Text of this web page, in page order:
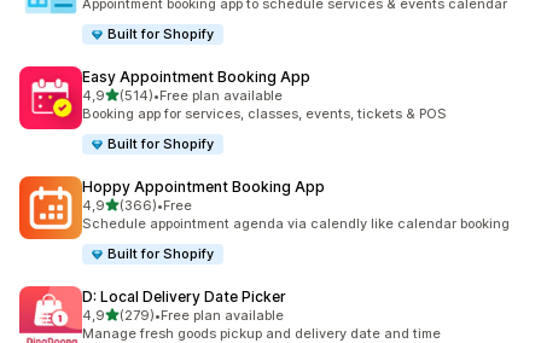
Appointment booking app to schedule services & events calendar
Built for Shopify
Easy Appointment Booking App
4,9na 5 gwiazdek
(514)
Łączna liczba recenzji: 514
•Free plan available
Booking app for services, classes, events, tickets & POS
Built for Shopify
Hoppy Appointment Booking App
4,9na 5 gwiazdek
(366)
Łączna liczba recenzji: 366
•Free
Schedule appointment agenda via calendly like calendar booking
Built for Shopify
D: Local Delivery Date Picker
4,9na 5 gwiazdek
(279)
Łączna liczba recenzji: 279
•Free plan available
Manage fresh goods pickup and delivery date and time